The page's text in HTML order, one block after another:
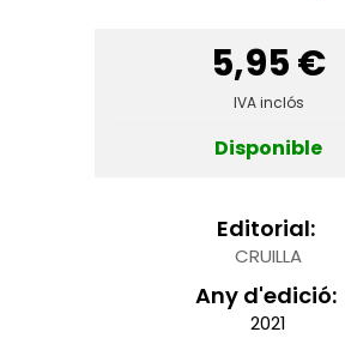
5,95 €
IVA inclós
Disponible
Editorial:
CRUILLA
Any d'edició:
2021